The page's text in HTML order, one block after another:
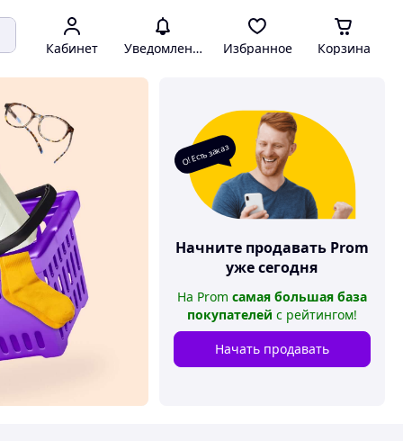
Кабинет Уведомления Избранное Корзина
О! Есть заказ
Начните продавать Prom
уже сегодня
На Prom самая большая база
покупателей с рейтингом!
Начать продавать